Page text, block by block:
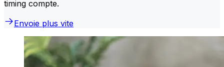
timing compte.
Envoie plus vite